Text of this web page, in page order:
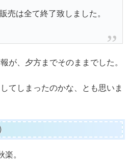
売は全て終了致しました。
が、夕方までそのままでした。
てしまったのかな、とも思いま
。